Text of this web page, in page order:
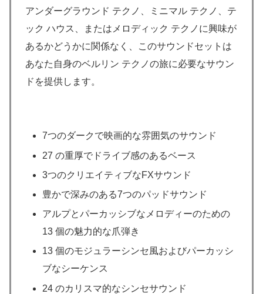
アンダーグラウンド テクノ、ミニマル テクノ、テ
ック ハウス、またはメロディック テクノに興味が
あるかどうかに関係なく、このサウンドセットは
あなた自身のベルリン テクノの旅に必要なサウン
ドを提供します。
7つのダークで映画的な雰囲気のサウンド
27 の重厚でドライブ感のあるベース
3つのクリエイティブなFXサウンド
豊かで深みのある7つのパッドサウンド
アルプとパーカッシブなメロディーのための
13 個の魅力的な爪弾き
13 個のモジュラーシンセ風およびパーカッシ
ブなシーケンス
24 のカリスマ的なシンセサウンド